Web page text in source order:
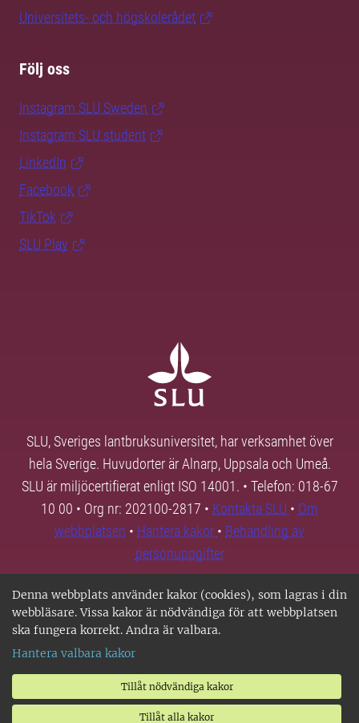
Denna webbplats använder kakor (cookies), som lagras i din
webbläsare. Vissa kakor är nödvändiga för att webbplatsen
ska fungera korrekt. Andra är valbara.
Hantera valbara kakor
Tillåt nödvändiga kakor
Tillåt alla kakor
Universitets- och högskolerådet
Följ oss
Instagram SLU.Sweden
Instagram SLU.student
LinkedIn
Facebook
TikTok
SLU Play
SLU, Sveriges lantbruksuniversitet, har verksamhet över
hela Sverige. Huvudorter är Alnarp, Uppsala och Umeå.
SLU är miljöcertifierat enligt ISO 14001. • Telefon: 018-67
10 00 • Org nr: 202100-2817 • Kontakta SLU • Om
webbplatsen • Hantera kakor • Behandling av
personuppgifter